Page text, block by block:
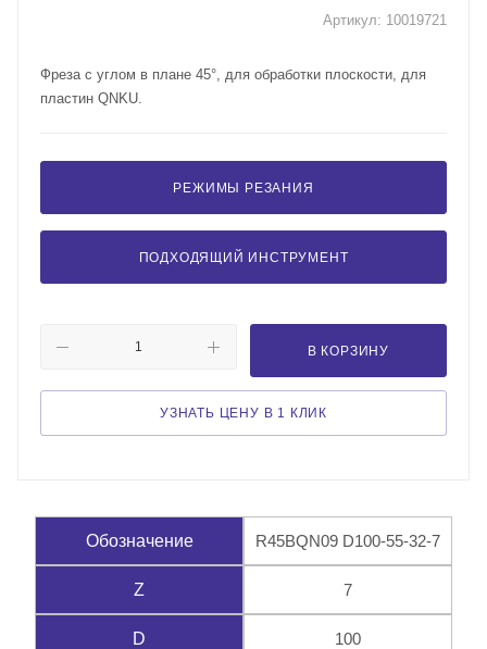
Артикул: 10019721
Фреза с углом в плане 45°, для обработки плоскости, для
пластин QNKU.
РЕЖИМЫ РЕЗАНИЯ
ПОДХОДЯЩИЙ ИНСТРУМЕНТ
В КОРЗИНУ
УЗНАТЬ ЦЕНУ В 1 КЛИК
Обозначение R45BQN09 D100-55-32-7
Z 7
D 100